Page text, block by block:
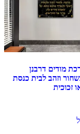
ברכת מודים דרבנן
וזהב לבית כנסת
זכוכית